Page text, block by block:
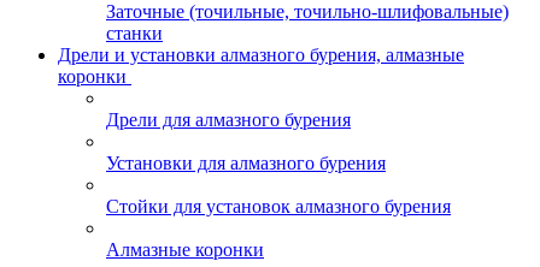
Заточные (точильные, точильно-шлифовальные)
станки
Дрели и установки алмазного бурения, алмазные
коронки
Дрели для алмазного бурения
Установки для алмазного бурения
Стойки для установок алмазного бурения
Алмазные коронки